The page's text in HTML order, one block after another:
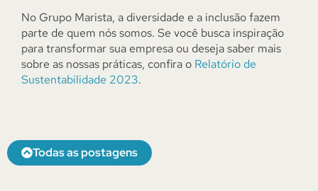
No Grupo Marista, a diversidade e a inclusão fazem
parte de quem nós somos. Se você busca inspiração
para transformar sua empresa ou deseja saber mais
sobre as nossas práticas, confira o Relatório de
Sustentabilidade 2023.
Todas as postagens